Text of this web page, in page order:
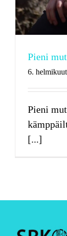
Pieni
6.
Pieni
[...]